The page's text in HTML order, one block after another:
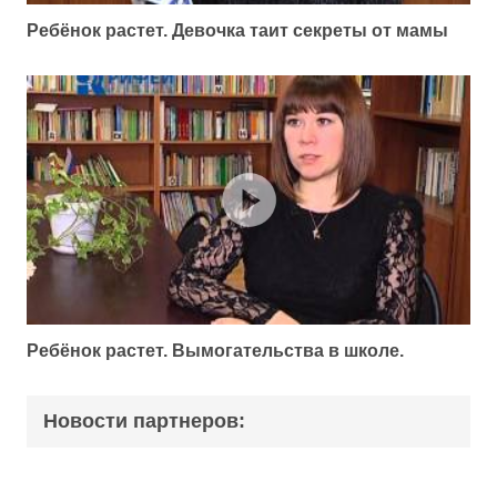
Ребёнок растет. Девочка таит секреты от мамы
Ребёнок растет. Вымогательства в школе.
Новости партнеров: